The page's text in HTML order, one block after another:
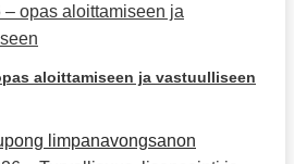
aloittamiseen ja vastuulliseen
limpanavongsanon